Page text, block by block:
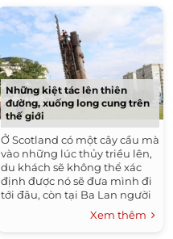
Những kiệt tác lên thiên
đường, xuống long cung trên
thế giới
Ở Scotland có một cây cầu mà
vào những lúc thủy triều lên,
du khách sẽ không thể xác
định được nó sẽ đưa mình đi
tới đâu, còn tại Ba Lan người
ta xây dựng hẳn một chuyến
tàu đi thẳng lên trời xanh.
Xem thêm